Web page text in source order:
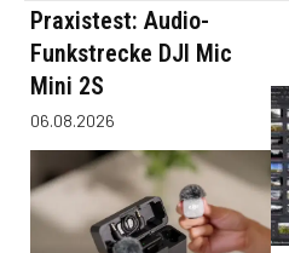
Praxistest: Audio-
Funkstrecke DJI Mic
Mini 2S
06.08.2026